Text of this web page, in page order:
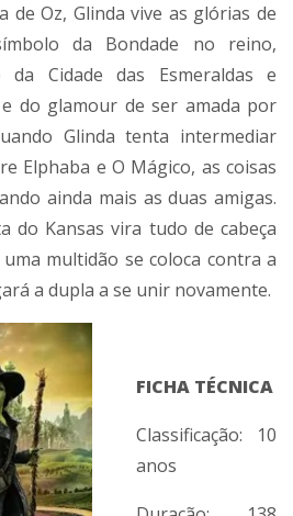
de Oz, Glinda vive as glórias de
da Bondade no reino,
Cidade das Esmeraldas e
do glamour de ser amada por
Glinda tenta intermediar
Elphaba e O Mágico, as coisas
ainda mais as duas amigas.
do Kansas vira tudo de cabeça
multidão se coloca contra a
a dupla a se unir novamente.
FICHA TÉCNICA
Classificação: 10
anos